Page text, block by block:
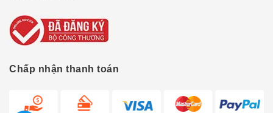
Chấp nhận thanh toán